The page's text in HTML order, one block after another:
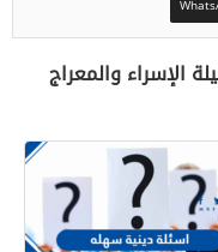
الإسراء والمعراج